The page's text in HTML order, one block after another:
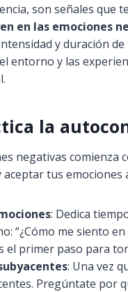
son señales
en las emociones
y duración
entorno y las
la
negativas comienza
tus
: Dedica
“¿Cómo me siento
el primer paso para
: Una vez
Pregúntate por